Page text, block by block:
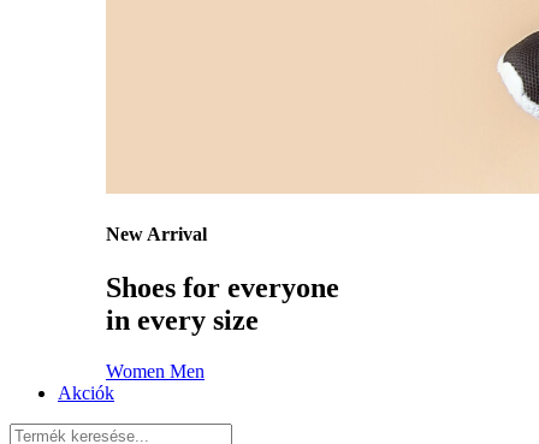
New Arrival
Shoes for everyone
in every size
Women Men
Akciók